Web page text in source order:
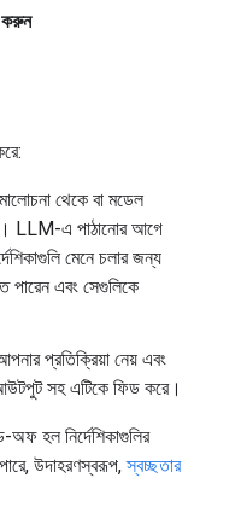
করুন
থেকে বা মডেল
LLM-এ পাঠানোর আগে
মেনে চলার জন্য
পারেন এবং সেগুলিকে
প্রতিক্রিয়া নেয় এবং
সহ এটিকে ফিড করে।
হল নির্দেশিকাগুলির
পারে, উদাহরণস্বরূপ,স্বচ্ছতার